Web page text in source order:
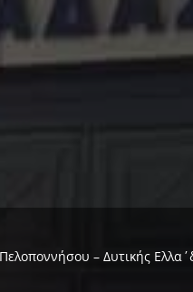
– Δυτικής